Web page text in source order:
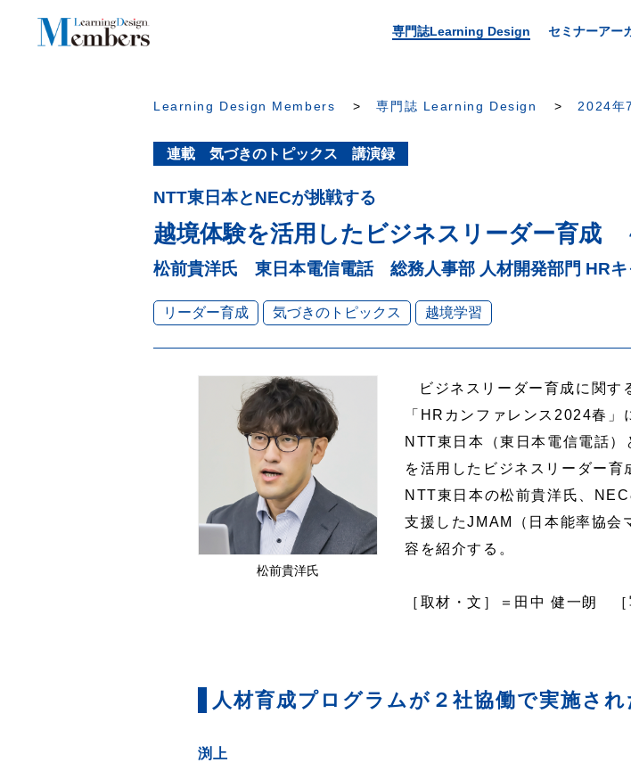
専門誌Learning Design セミナーアー
Learning Design Members 専門誌 Learning Design 2024年
連載 気づきのトピックス 講演録
NTT東日本とNECが挑戦する
越境体験を活用したビジネスリーダー育成
松前貴洋氏 東日本電信電話 総務人事部 人材開発部門 HR
リーダー育成 気づきのトピックス 越境学習
松前貴洋氏
ビジネスリーダー育成に関す
「HRカンファレンス2024春
NTT東日本（東日本電信電話
を活用したビジネスリーダー育
NTT東日本の松前貴洋氏、
支援したJMAM（日本能率協会
容を紹介する。
［取材・文］＝田中 健一朗
人材育成プログラムが２社協働で実施され
渕上